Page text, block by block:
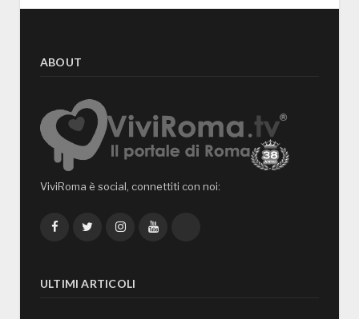
ABOUT
ViviRoma è social, connettiti con noi:
FacebookTwitterInstagramYouTube
ULTIMI ARTICOLI